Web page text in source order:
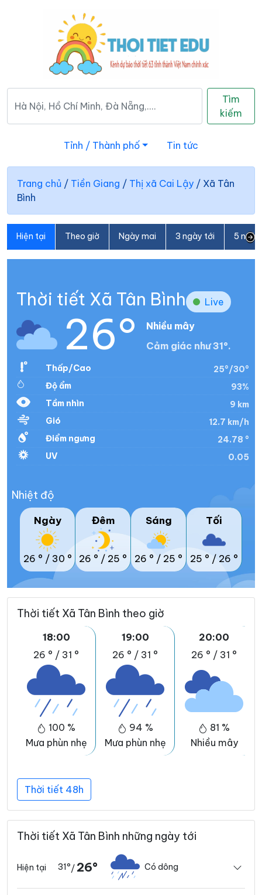
Tìm
kiếm
Tỉnh / Thành phố Tin tức
Trang chủ / Tiền Giang / Thị xã Cai Lậy / Xã Tân
Bình
Hiện tại Theo giờ Ngày mai 3 ngày tới 5
Thời tiết Xã Tân Bình Live
26°
Nhiều mây
Cảm giác như 31°.
Thấp/Cao
25°/30°
Độ ẩm
93%
Tầm nhìn
9 km
Gió
12.7 km/h
Điểm ngưng
24.78 °
UV
0.05
Nhiệt độ
Ngày
26 ° / 30 °
Đêm
26 ° / 25 °
Sáng
26 ° / 25 °
Tối
25 ° / 26 °
Thời tiết Xã Tân Bình theo giờ
18:00
26 ° / 31 °
100 %
Mưa phùn nhẹ
19:00
26 ° / 31 °
94 %
Mưa phùn nhẹ
20:00
26 ° / 31 °
81 %
Nhiều mây
Thời tiết 48h
Thời tiết Xã Tân Bình những ngày tới
Hiện tại 31°/ 26° Có dông